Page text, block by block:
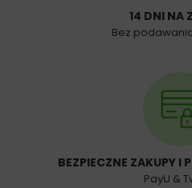
14 DNI NA
Bez
BEZPIECZNE ZAKUPY I
PayU &